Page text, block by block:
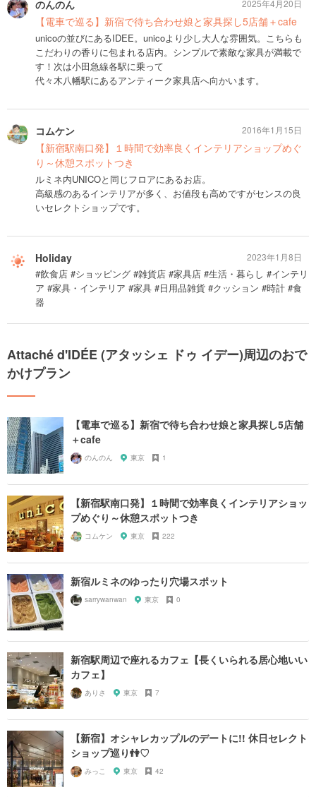
のんのん
【電車で巡る】新宿で待ち合わせ娘と家具探し5店舗＋cafe
unicoの並びにあるIDEE。unicoより少し大人な雰囲気。こちらも
こだわりの香りに包まれる店内。シンプルで素敵な家具が満載で
す！次は小田急線各駅に乗って
代々木八幡駅にあるアンティーク家具店へ向かいます。
2025年4月20日
コムケン
【新宿駅南口発】１時間で効率良くインテリアショップめぐ
り～休憩スポットつき
ルミネ内UNICOと同じフロアにあるお店。
高級感のあるインテリアが多く、お値段も高めですがセンスの良
いセレクトショップです。
2016年1月15日
Holiday
#飲食店 #ショッピング #雑貨店 #家具店 #生活・暮らし #インテリ
ア #家具・インテリア #家具 #日用品雑貨 #クッション #時計 #食
器
2023年1月8日
Attaché d'IDÉE (アタッシェ ドゥ イデー)周辺のおで
かけプラン
【電車で巡る】新宿で待ち合わせ娘と家具探し5店舗
＋cafe
のんのん 東京 1
【新宿駅南口発】１時間で効率良くインテリアショッ
プめぐり～休憩スポットつき
コムケン 東京 222
新宿ルミネのゆったり穴場スポット
sarrywanwan 東京 0
新宿駅周辺で座れるカフェ【長くいられる居心地いい
カフェ】
ありさ 東京 7
【新宿】オシャレカップルのデートに!! 休日セレクト
ショップ巡り👫♡
みっこ 東京 42